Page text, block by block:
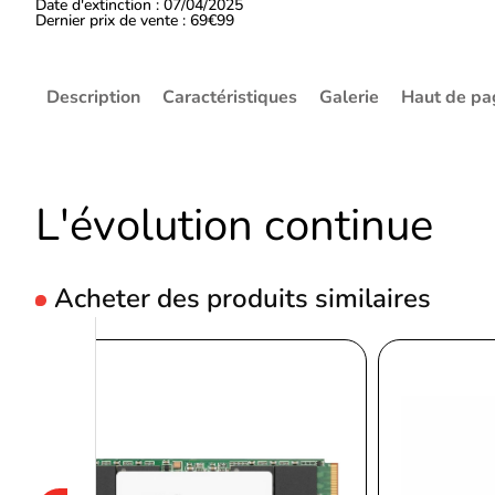
Date d'extinction : 07/04/2025
Dernier prix de vente : 69€99
Description Caractéristiques Galerie Haut de
L'évolution continue
Acheter des produits similaires